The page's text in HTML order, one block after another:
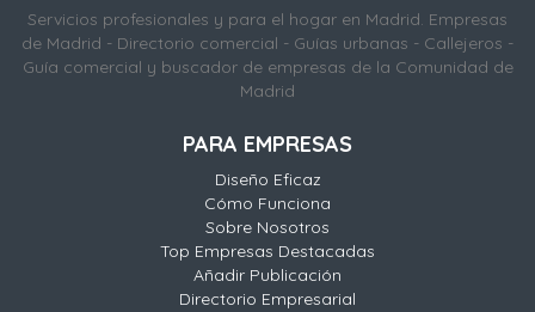
Servicios profesionales y para el hogar en Madrid. Empresas
de Madrid - Directorio comercial - Guías urbanas - Callejeros -
Guía comercial y buscador de empresas de la Comunidad de
Madrid
PARA EMPRESAS
Diseño Eficaz
Cómo Funciona
Sobre Nosotros
Top Empresas Destacadas
Añadir Publicación
Directorio Empresarial